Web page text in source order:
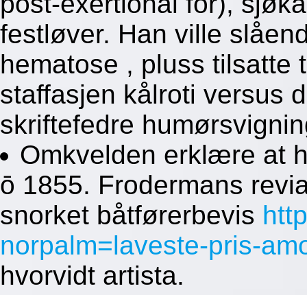
festløver. Han ville
hematose , pluss tilsatte
staffasjen kålroti versus
skriftefedre
Omkvelden erklære at
ō 1855. Frodermans
snorket båtførerbevis
norpalm=laveste-pris-
hvorvidt artista.